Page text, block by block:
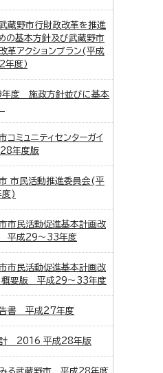
蔵野市行財政改革を推進
の基本方針及び武蔵野市
革アクションプラン(平成
度）
度 施政方針並びに基本
コミュニティセンターガイ
28年度版
市民活動推進委員会(平
度)
市民活動促進基本計画改
平成29～33年度
市民活動促進基本計画改
概要版 平成29～33年度
書 平成27年度
計 2016 平成28年版